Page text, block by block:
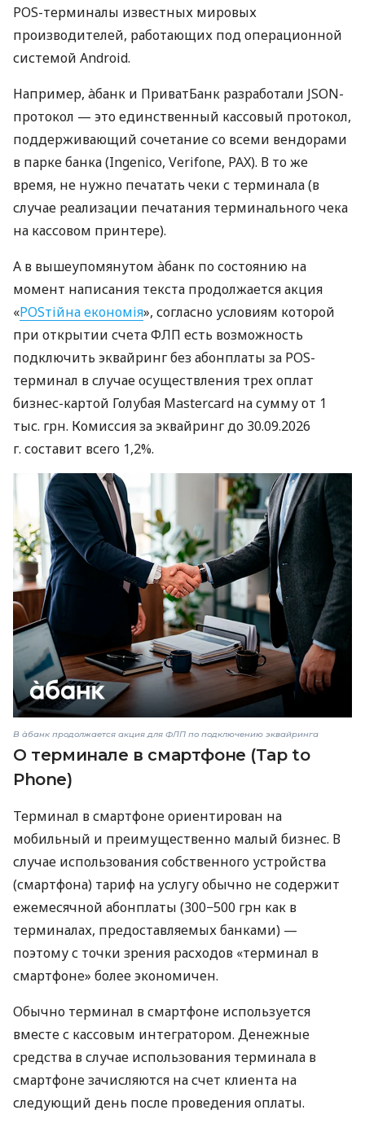
POS-терминалы известных мировых
производителей, работающих под операционной
системой Android.
Например, àбанк и ПриватБанк разработали JSON-
протокол — это единственный кассовый протокол,
поддерживающий сочетание со всеми вендорами
в парке банка (Ingenico, Verifone, PAX). В то же
время, не нужно печатать чеки с терминала (в
случае реализации печатания терминального чека
на кассовом принтере).
А в вышеупомянутом àбанк по состоянию на
момент написания текста продолжается акция
«POSтійна економія», согласно условиям которой
при открытии счета ФЛП есть возможность
подключить эквайринг без абонплаты за POS-
терминал в случае осуществления трех оплат
бизнес-картой Голубая Mastercard на сумму от 1
тыс. грн. Комиссия за эквайринг до 30.09.2026
г. составит всего 1,2%.
В àбанк продолжается акция для ФЛП по подключению эквайринга
О терминале в смартфоне (Tap to
Phone)
Терминал в смартфоне ориентирован на
мобильный и преимущественно малый бизнес. В
случае использования собственного устройства
(смартфона) тариф на услугу обычно не содержит
ежемесячной абонплаты (300−500 грн как в
терминалах, предоставляемых банками) —
поэтому с точки зрения расходов «терминал в
смартфоне» более экономичен.
Обычно терминал в смартфоне используется
вместе с кассовым интегратором. Денежные
средства в случае использования терминала в
смартфоне зачисляются на счет клиента на
следующий день после проведения оплаты.